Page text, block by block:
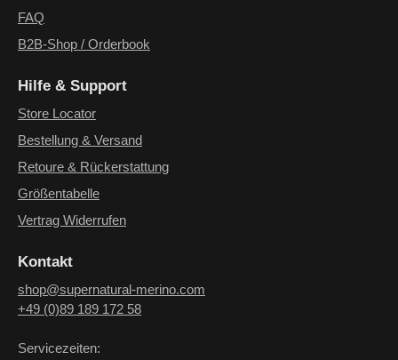
FAQ
B2B-Shop / Orderbook
Hilfe & Support
Store Locator
Bestellung & Versand
Retoure & Rückerstattung
Größentabelle
Vertrag Widerrufen
Kontakt
shop@supernatural-merino.com
+49 (0)89 189 172 58
Servicezeiten: